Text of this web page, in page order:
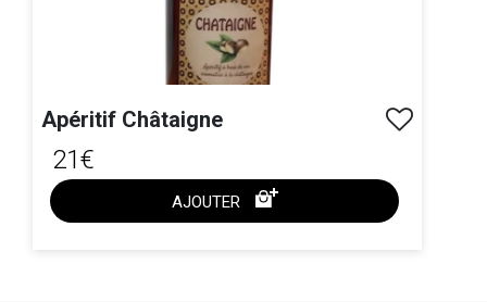
Apéritif Châtaigne
21€
AJOUTER